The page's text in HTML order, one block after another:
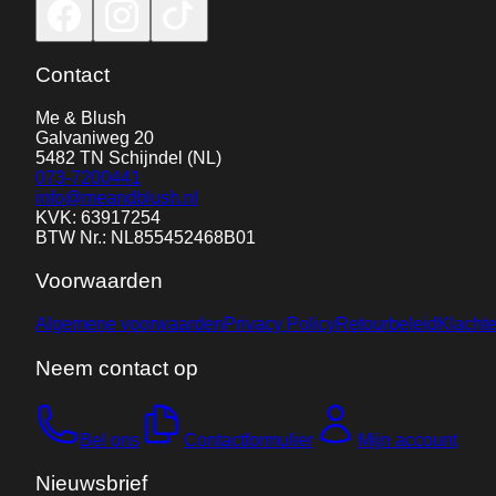
Contact
Me & Blush
Galvaniweg 20
5482 TN Schijndel (NL)
073-7200441
info@meandblush.nl
KVK: 63917254
BTW Nr.: NL855452468B01
Voorwaarden
Algemene voorwaardenPrivacy PolicyRetourbeleid
Neem contact op
Bel ons Contactformulier Mijn account
Nieuwsbrief